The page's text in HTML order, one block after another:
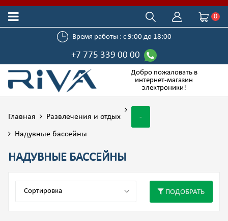
0
Время работы : с 9:00 до 18:00
+7 775 339 00 00
Добро пожаловать в
интернет-магазин
электроники!
Главная Развлечения и отдых -
Надувные бассейны
НАДУВНЫЕ БАССЕЙНЫ
ПОДОБРАТЬ